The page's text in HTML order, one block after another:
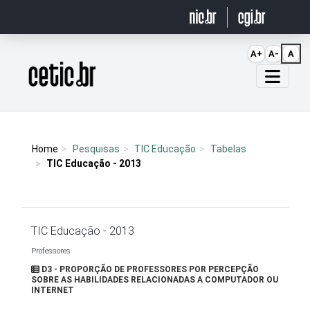
Página inicial
Home Pesquisas TIC Educação
Tabelas
TIC Educação - 2013
TIC Educação - 2013
Professores
D3 - PROPORÇÃO DE PROFESSORES POR PERCEPÇÃO
SOBRE AS HABILIDADES RELACIONADAS A COMPUTADOR OU
INTERNET
A+ A- A